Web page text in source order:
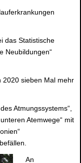
das Statistische
Neubildungen“
2020 sieben Mal mehr
Atmungssystems“,
Atemwege“ mit
An